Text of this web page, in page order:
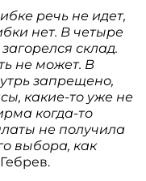
речь не идет,
нет. В четыре
склад.
не может. В
запрещено,
какие-то уже не
когда-то
не получила
выбора, как